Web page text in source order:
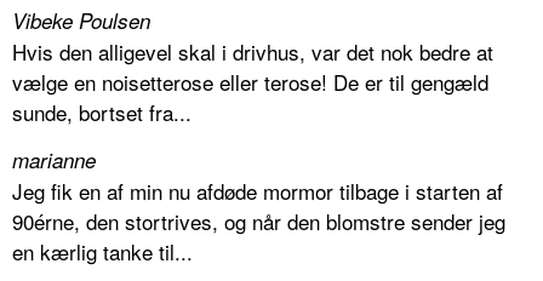
Vibeke Poulsen
Hvis den alligevel skal i drivhus, var det nok bedre at
vælge en noisetterose eller terose! De er til gengæld
sunde, bortset fra...
marianne
Jeg fik en af min nu afdøde mormor tilbage i starten af
90érne, den stortrives, og når den blomstre sender jeg
en kærlig tanke til...